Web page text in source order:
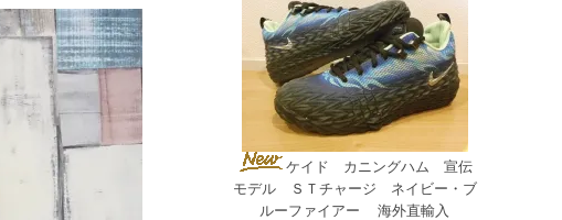
ケイド カニングハム 宣伝
モデル ＳＴチャージ ネイビー・ブ
ルーファイアー 海外直輸入